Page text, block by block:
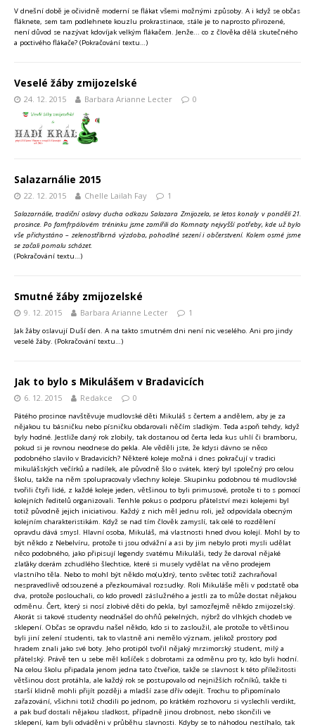
V dnešní době je očividně moderní se flákat všemi možnými způsoby. A i když se občas
fláknete, sem tam podlehnete kouzlu prokrastinace, stále je to naprosto přirozené,
není důvod se nazývat kdovíjak velkým flákačem. Jenže... co z člověka dělá skutečného
a poctivého flákače? (Pokračování textu…)
Veselé žáby zmijozelské
24. 12. 2015 Barbara Arianne Lecter 0
Salazarnálie 2015
22. 12. 2015 Chelle Lailah Fay 1
Salazarnálie, tradiční oslavy ducha odkazu Salazara Zmijozela, se letos konaly v pondělí 21.
prosince. Po famfrpálovém tréninku jsme zamířili do Komnaty nejvyšší potřeby, kde už bylo
vše přichystáno – zelenostříbrná výzdoba, pohodlné sezení i občerstvení. Kolem osmé jsme
se začali pomalu scházet.
(Pokračování textu…)
Smutné žáby zmijozelské
9. 12. 2015 Barbara Arianne Lecter 1
Jak žáby oslavují Duší den. A na takto smutném dni není nic veselého. Ani pro jindy
veselé žáby. (Pokračování textu…)
Jak to bylo s Mikulášem v Bradavicích
6. 12. 2015 Redakce 0
Pátého prosince navštěvuje mudlovské děti Mikuláš s čertem a andělem, aby je za
nějakou tu básničku nebo písničku obdarovali něčím sladkým. Teda aspoň tehdy, když
byly hodné. Jestliže daný rok zlobily, tak dostanou od čerta leda kus uhlí či bramboru,
pokud si je rovnou neodnese do pekla. Ale věděli jste, že kdysi dávno se něco
podobného slavilo v Bradavicích? Některé koleje možná i dnes pokračují v tradici
mikulášských večírků a nadílek, ale původně šlo o svátek, který byl společný pro celou
školu, takže na něm spolupracovaly všechny koleje. Skupinku podobnou té mudlovské
tvořili čtyři lidé, z každé koleje jeden, většinou to byli primusové, protože ti to s pomocí
kolejních ředitelů organizovali. Tenhle pokus o podporu přátelství mezi kolejemi byl
totiž původně jejich iniciativou. Každý z nich měl jednu roli, jež odpovídala obecným
kolejním charakteristikám. Když se nad tím člověk zamyslí, tak celé to rozdělení
opravdu dává smysl. Hlavní osoba, Mikuláš, má vlastnosti hned dvou kolejí. Mohl by to
být někdo z Nebelvíru, protože ti jsou odvážní a asi by jim nebylo proti mysli udělat
něco podobného, jako připisují legendy svatému Mikuláši, tedy že daroval nějaké
zlaťáky dcerám zchudlého šlechtice, které si musely vydělat na věno prodejem
vlastního těla. Nebo to mohl být někdo mo(u)drý, tento světec totiž zachraňoval
nespravedlivě odsouzené a přezkoumával rozsudky. Roli Mikuláše měli v podstatě oba
dva, protože poslouchali, co kdo provedl záslužného a jestli za to může dostat nějakou
odměnu. Čert, který si nosí zlobivé děti do pekla, byl samozřejmě někdo zmijozelský.
Akorát si takové studenty neodnášel do ohňů pekelných, nýbrž do vlhkých chodeb ve
sklepení. Občas se opravdu našel někdo, kdo si to zasloužil, ale protože to většinou
byli jiní zelení studenti, tak to vlastně ani nemělo význam, jelikož prostory pod
hradem znali jako své boty. Jeho protipól tvořil nějaký mrzimorský student, milý a
přátelský. Právě ten u sebe měl košíček s dobrotami za odměnu pro ty, kdo byli hodní.
Na celou školu připadala jenom jedna tato čtveřice, takže se slavnost k této příležitosti
většinou dost protáhla, ale každý rok se postupovalo od nejnižších ročníků, takže ti
starší klidně mohli přijít později a mladší zase dřív odejít. Trochu to připomínalo
zařazování, všichni totiž chodili po jednom, po krátkém rozhovoru si vyslechli verdikt,
a pak buď dostali nějakou sladkost, případně jinou drobnost, nebo skončili ve
sklepení, kam byli odváděni v průběhu slavnosti. Kdyby se to náhodou nestíhalo, tak